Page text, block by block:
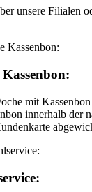
unsere Filialen
mit
innerhalb der